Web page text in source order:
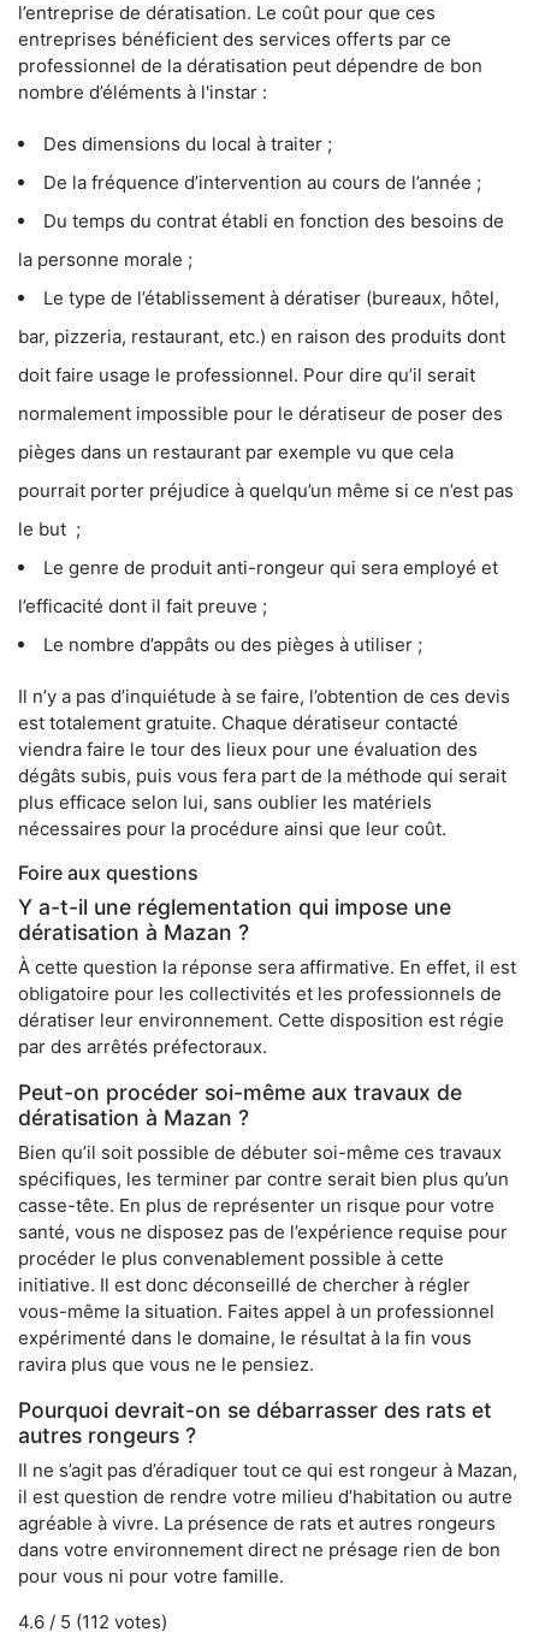
l’entreprise de dératisation. Le coût pour que ces
entreprises bénéficient des services offerts par ce
professionnel de la dératisation peut dépendre de bon
nombre d’éléments à l'instar :
Des dimensions du local à traiter ;
De la fréquence d’intervention au cours de l’année ;
Du temps du contrat établi en fonction des besoins de
la personne morale ;
Le type de l’établissement à dératiser (bureaux, hôtel,
bar, pizzeria, restaurant, etc.) en raison des produits dont
doit faire usage le professionnel. Pour dire qu’il serait
normalement impossible pour le dératiseur de poser des
pièges dans un restaurant par exemple vu que cela
pourrait porter préjudice à quelqu’un même si ce n’est pas
le but ;
Le genre de produit anti-rongeur qui sera employé et
l’efficacité dont il fait preuve ;
Le nombre d’appâts ou des pièges à utiliser ;
Il n’y a pas d’inquiétude à se faire, l’obtention de ces devis
est totalement gratuite. Chaque dératiseur contacté
viendra faire le tour des lieux pour une évaluation des
dégâts subis, puis vous fera part de la méthode qui serait
plus efficace selon lui, sans oublier les matériels
nécessaires pour la procédure ainsi que leur coût.
Foire aux questions
Y a-t-il une réglementation qui impose une
dératisation à Mazan ?
À cette question la réponse sera affirmative. En effet, il est
obligatoire pour les collectivités et les professionnels de
dératiser leur environnement. Cette disposition est régie
par des arrêtés préfectoraux.
Peut-on procéder soi-même aux travaux de
dératisation à Mazan ?
Bien qu’il soit possible de débuter soi-même ces travaux
spécifiques, les terminer par contre serait bien plus qu’un
casse-tête. En plus de représenter un risque pour votre
santé, vous ne disposez pas de l’expérience requise pour
procéder le plus convenablement possible à cette
initiative. Il est donc déconseillé de chercher à régler
vous-même la situation. Faites appel à un professionnel
expérimenté dans le domaine, le résultat à la fin vous
ravira plus que vous ne le pensiez.
Pourquoi devrait-on se débarrasser des rats et
autres rongeurs ?
Il ne s’agit pas d’éradiquer tout ce qui est rongeur à Mazan,
il est question de rendre votre milieu d’habitation ou autre
agréable à vivre. La présence de rats et autres rongeurs
dans votre environnement direct ne présage rien de bon
pour vous ni pour votre famille.
4.6 / 5 (112 votes)